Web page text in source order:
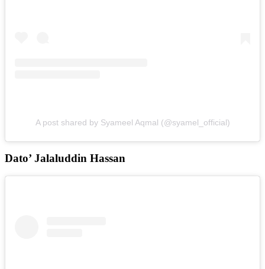
A post shared by Syameel Aqmal (@syamel_official)
Dato’ Jalaluddin Hassan